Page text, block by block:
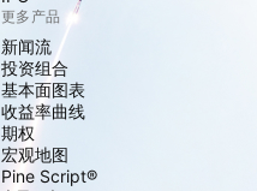
更多产品
新闻流
投资组合
基本面图表
收益率曲线
期权
宏观地图
Pine Script®